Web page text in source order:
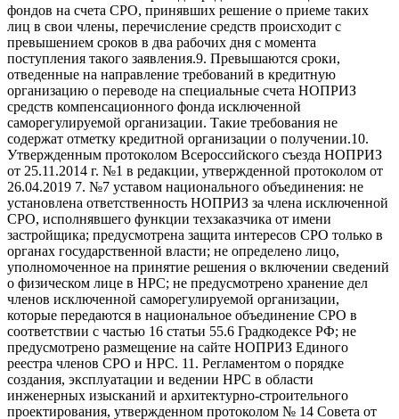
фондов на счета СРО, принявших решение о приеме таких
лиц в свои члены, перечисление средств происходит с
превышением сроков в два рабочих дня с момента
поступления такого заявления.9. Превышаются сроки,
отведенные на направление требований в кредитную
организацию о переводе на специальные счета НОПРИЗ
средств компенсационного фонда исключенной
саморегулируемой организации. Такие требования не
содержат отметку кредитной организации о получении.10.
Утвержденным протоколом Всероссийского съезда НОПРИЗ
от 25.11.2014 г. №1 в редакции, утвержденной протоколом от
26.04.2019 7. №7 уставом национального объединения: не
установлена ответственность НОПРИЗ за члена исключенной
СРО, исполнявшего функции техзаказчика от имени
застройщика; предусмотрена защита интересов СРО только в
органах государственной власти; не определено лицо,
уполномоченное на принятие решения о включении сведений
о физическом лице в НРС; не предусмотрено хранение дел
членов исключенной саморегулируемой организации,
которые передаются в национальное объединение СРО в
соответствии с частью 16 статьи 55.6 Градкодексе РФ; не
предусмотрено размещение на сайте НОПРИЗ Единого
реестра членов СРО и НРС. 11. Регламентом о порядке
создания, эксплуатации и ведении НРС в области
инженерных изысканий и архитектурно-строительного
проектирования, утвержденном протоколом № 14 Совета от